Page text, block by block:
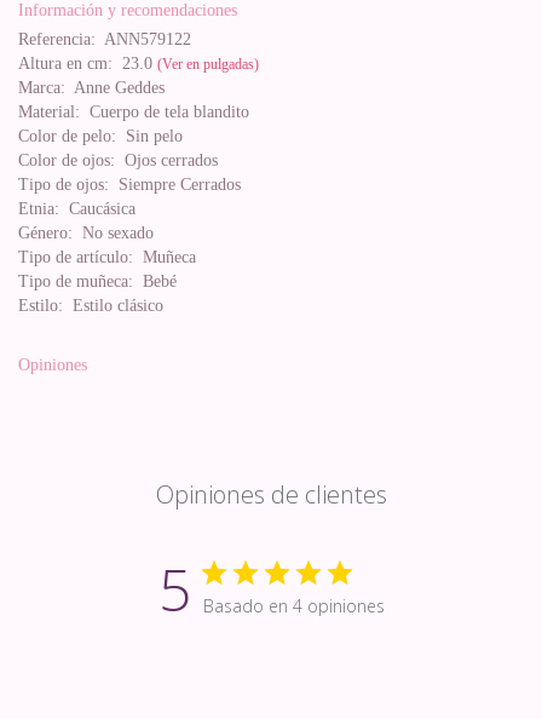
Información y recomendaciones
Referencia: ANN579122
Altura en cm: 23.0 (Ver en pulgadas)
Marca: Anne Geddes
Material: Cuerpo de tela blandito
Color de pelo: Sin pelo
Color de ojos: Ojos cerrados
Tipo de ojos: Siempre Cerrados
Etnia: Caucásica
Género: No sexado
Tipo de artículo: Muñeca
Tipo de muñeca: Bebé
Estilo: Estilo clásico
Opiniones
Opiniones de clientes
5 Basado en 4 opiniones